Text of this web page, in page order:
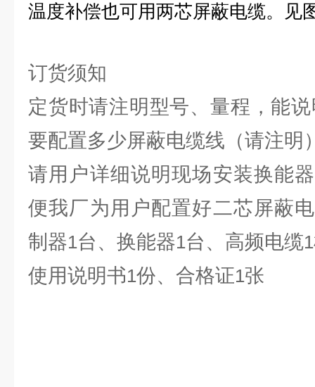
温度补偿也可用两芯屏蔽电缆。见
订货须知
定货时请注明型号、量程，能
要配置多少屏蔽电缆线（请注明
请用户详细说明现场安装换能
便我厂为用户配置好二芯屏蔽
制器1台、换能器1台、高频电缆1
使用说明书1份、合格证1张